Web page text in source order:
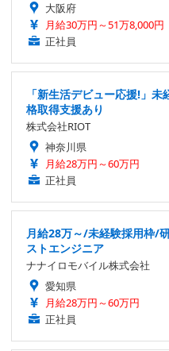
大阪府
月給30万円～51万8,000円
正社員
「新生活デビュー応援!」
格取得支援あり
株式会社RIOT
神奈川県
月給28万円～60万円
正社員
月給28万～/未経験採用枠/
ストエンジニア
ナナイロモバイル株式会社
愛知県
月給28万円～60万円
正社員